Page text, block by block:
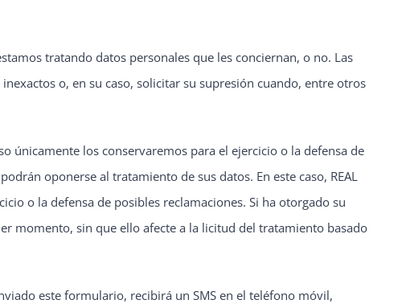
tratando datos personales que les conciernan, o no. Las
o, en su caso, solicitar su supresión cuando, entre otros
únicamente los conservaremos para el ejercicio o la defensa de
oponerse al tratamiento de sus datos. En este caso, REAL
o la defensa de posibles reclamaciones. Si ha otorgado su
momento, sin que ello afecte a la licitud del tratamiento basado
este formulario, recibirá un SMS en el teléfono móvil,